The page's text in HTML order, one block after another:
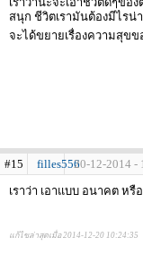
สนุก ชีวิตเรามันต้องมีไรน่
จะได้ขยายเรื่องความสุขข
#15 filles55620-12-2014 -
เราว่า เอาแบบ อนาคต ห
แก้ไขล่าสุดเมื่อ 2014-12-20 10:24:35